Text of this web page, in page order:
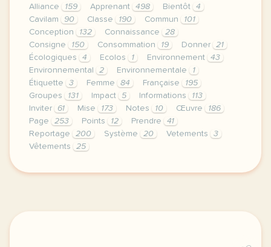
Alliance
159 Apprenant 498 Bientôt
4
Cavilam
90 Classe 190 Commun
101
Conception
132 Connaissance
28
Consigne
150 Consommation 19 Donner
21
Écologiques
4 Ecolos 1 Environnement
43
Environnemental
2 Environnementale
1
Étiquette
3 Femme 84 Française
195
Groupes
131 Impact 5 Informations
113
Inviter
61 Mise 173 Notes 10 Œuvre
186
Page
253 Points 12 Prendre
41
Reportage
200 Système 20 Vetements
3
Vêtements
25
le respect de votre vie privee est une priorite